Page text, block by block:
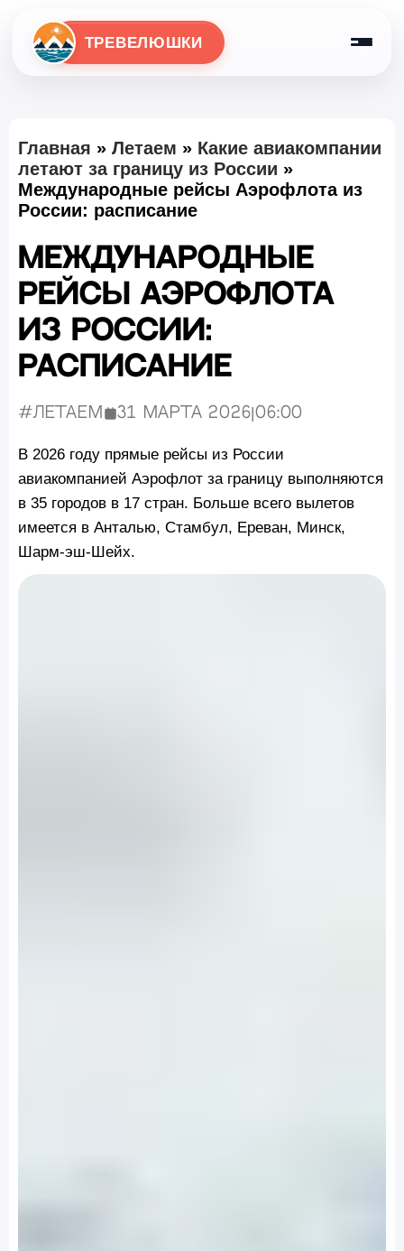
ТРЕВЕЛЮШКИ
Главная » Летаем » Какие авиакомпании
летают за границу из России »
Международные рейсы Аэрофлота из
России: расписание
Международные
рейсы Аэрофлота
из России:
расписание
#Летаем Опубликовано:
31 марта 2026 |06:00
В 2026 году прямые рейсы из России
авиакомпанией Аэрофлот за границу выполняются
в 35 городов в 17 стран. Больше всего вылетов
имеется в Анталью, Стамбул, Ереван, Минск,
Шарм-эш-Шейх.